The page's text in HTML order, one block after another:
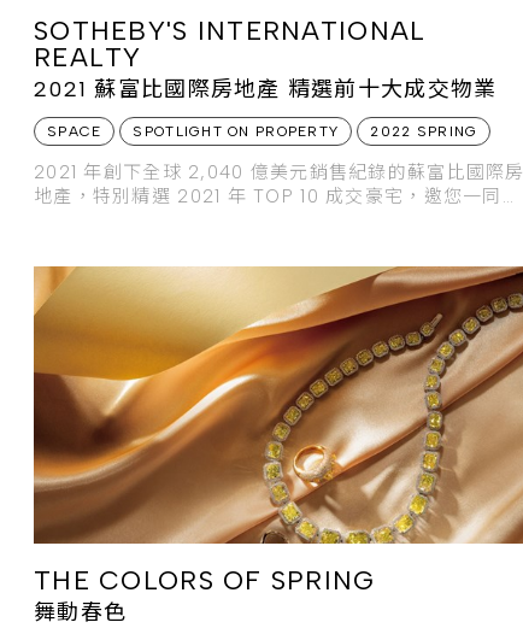
SOTHEBY'S INTERNATIONAL
REALTY
2021 蘇富比國際房地產 精選前十大成交物業
SPACE SPOTLIGHT ON PROPERTY 2022 SPRING
2021 年創下全球 2,040 億美元銷售紀錄的蘇富比國際房
地產，特別精選 2021 年 TOP 10 成交豪宅，邀您一同感
THE COLORS OF SPRING
舞動春色